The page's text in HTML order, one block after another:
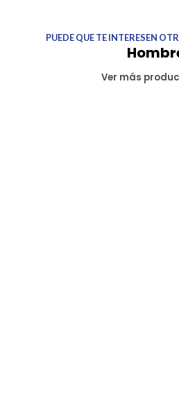
PUEDE QUE TE INTERESEN
Ver más